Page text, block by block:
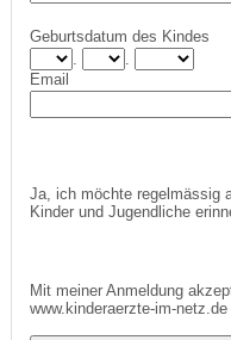
Geburtsdatum des Kindes
Email
Ja, ich möchte regelmässig
Kinder und Jugendliche
Mit meiner Anmeldung
www.kinderaerzte-im-netz.de